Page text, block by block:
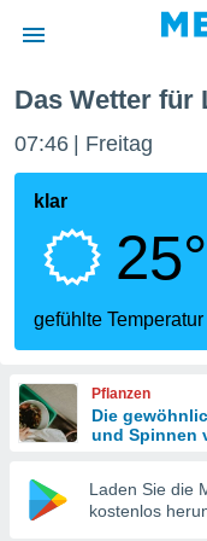
wurde
dass
sind.
diese
Das Wetter für
07:46 Freitag
klar
25°
gefühlte Temperatur
Pflanzen
Die
und Spinnen
Laden Sie die
kostenlos